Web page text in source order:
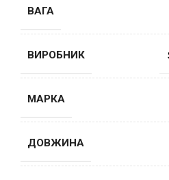
ВАГА
ВИРОБНИК
МАРКА
ДОВЖИНА